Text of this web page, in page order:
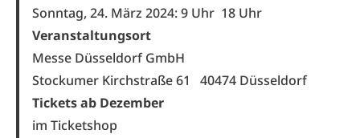
Sonntag, 24. März 2024: 9 Uhr 18 Uhr
Veranstaltungsort
Messe Düsseldorf GmbH
Stockumer Kirchstraße 61 40474 Düsseldorf
Tickets ab Dezember
im Ticketshop